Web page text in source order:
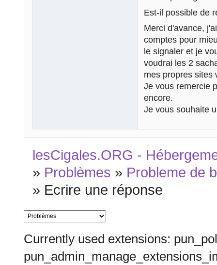
Est-il possible de
Merci d'avance,
comptes pour
le signaler et je
voudrai les 2
mes propres sites
Je vous remercie
encore.
Je vous souhaite
lesCigales.ORG -
» Problèmes » Probleme de
» Ecrire une réponse
Currently used extensions: